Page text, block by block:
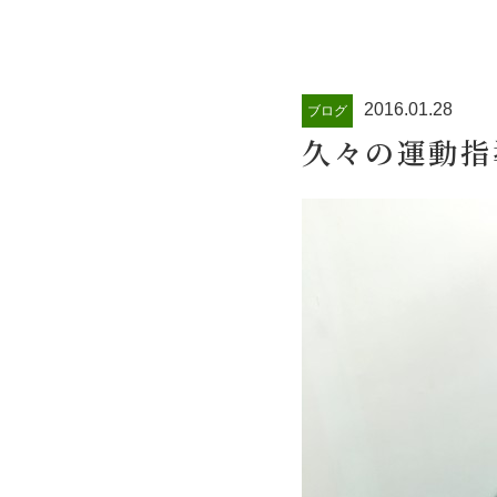
ブログ 2016.01.28
久々の運動